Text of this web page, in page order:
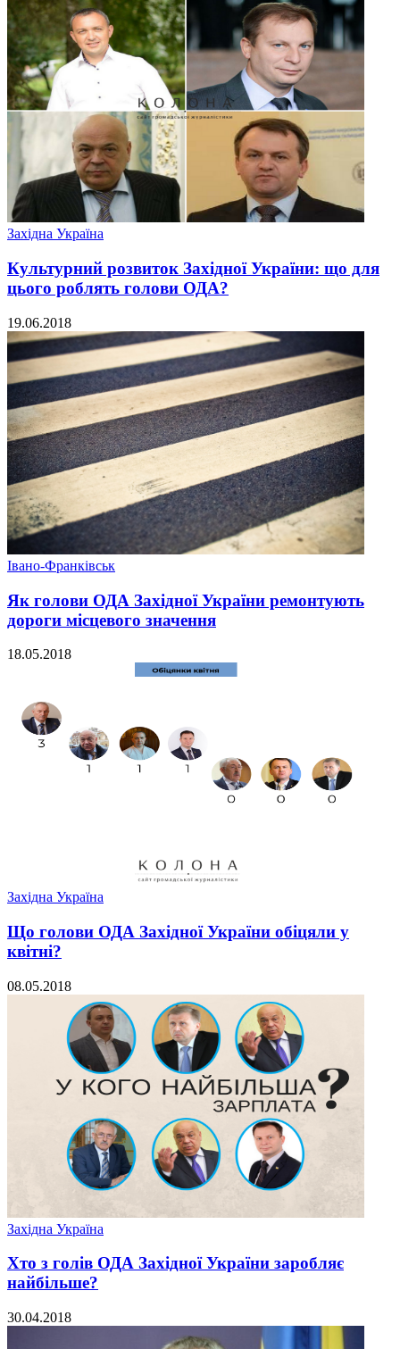
Західна Україна
Культурний розвиток Західної України: що для
цього роблять голови ОДА?
19.06.2018
Івано-Франківськ
Як голови ОДА Західної України ремонтують
дороги місцевого значення
18.05.2018
Західна Україна
Що голови ОДА Західної України обіцяли у
квітні?
08.05.2018
Західна Україна
Хто з голів ОДА Західної України заробляє
найбільше?
30.04.2018